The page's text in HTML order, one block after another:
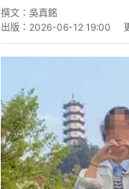
撰文： 吳真銘
出版： 2026-06-12 19:00